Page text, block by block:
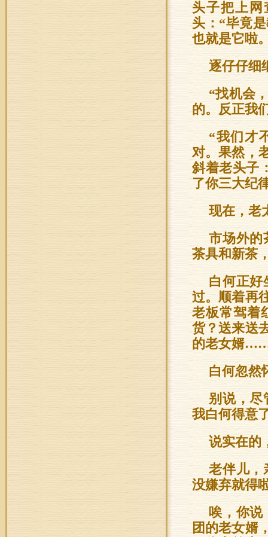
头子把上
头：“毕竟
也就是它啦
逐仔仔细
“找机会
的。反正我
“我们才
对。果然，
斜着老头子
了你三大纪
现在，老
市场外的
茶具和新茶
白何正好
过。顺着再
老板常驾着
货？送来送
的老女婿
白何忽然
别说，尽
我白何得意
说实在的
老伴儿，
没嫌弃就得
唉，你说
团的老女婿